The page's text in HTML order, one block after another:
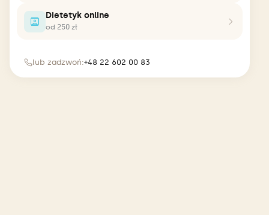
Dietetyk online
od 250 zł
lub zadzwoń:+48 22 602 00 83